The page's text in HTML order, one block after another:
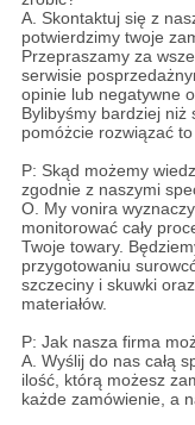
A. Skontaktuj się z
potwierdzimy twoje
Przepraszamy za
serwisie
opinie lub negatywne
Bylibyśmy bardziej niż
pomóżcie rozwiązać
P: Skąd możemy
zgodnie z naszymi
O. My vonira
monitorować cały
Twoje towary.
przygotowaniu
szczeciny i skuwki
materiałów.
P: Jak nasza firma
A. Wyślij do nas całą
ilość, którą możesz
każde zamówienie, a